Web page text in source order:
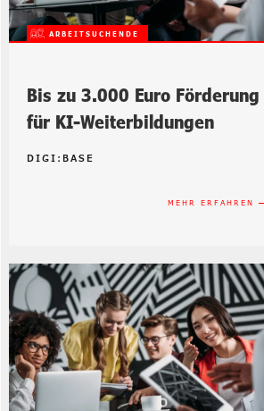
ARBEITSUCHENDE
Bis zu 3.000 Euro Förderung
für KI-Weiterbildungen
DIGI:BASE
MEHR ERFAHREN